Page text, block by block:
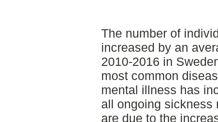
The number of
increased by an
2010-2016 in
most common
mental illness has
all ongoing sickness
are due to the